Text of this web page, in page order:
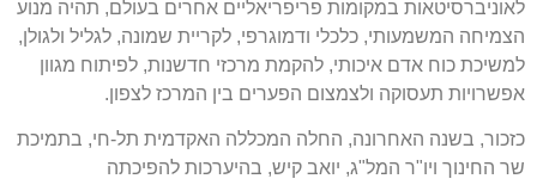
לאוניברסיטאות במקומות פריפריאליים אחרים בעולם, תהיה מנוע
הצמיחה המשמעותי, כלכלי ודמוגרפי, לקריית שמונה, לגליל ולגולן,
למשיכת כוח אדם איכותי, להקמת מרכזי חדשנות, לפיתוח מגוון
אפשרויות תעסוקה ולצמצום הפערים בין המרכז לצפון.
כזכור, בשנה האחרונה, החלה המכללה האקדמית תל-חי, בתמיכת
שר החינוך ויו"ר המל"ג, יואב קיש, בהיערכות להפיכתה